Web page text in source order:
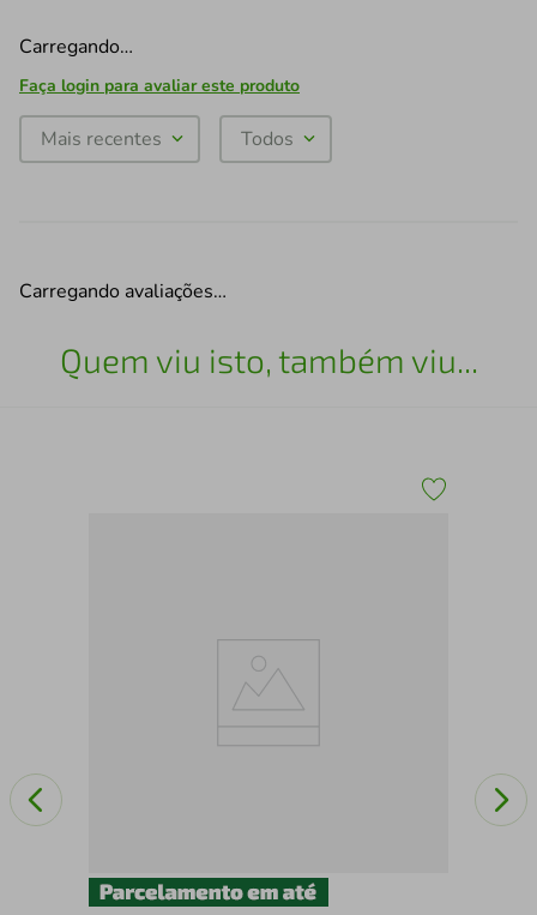
Carregando…
Faça login para avaliar este produto
Mais recentes Todos
Carregando avaliações…
Quem viu isto, também viu...